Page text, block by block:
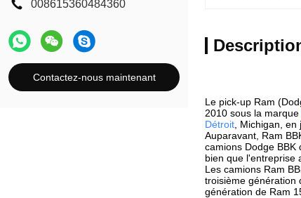
008615360484360
Contactez-nous maintenant
Le pick-up Ram
2010 sous la marque
Détroit , Michigan,
Auparavant, Ram
camions Dodge
bien que l'entreprise
Les camions Ram
troisième génération
génération de Ram